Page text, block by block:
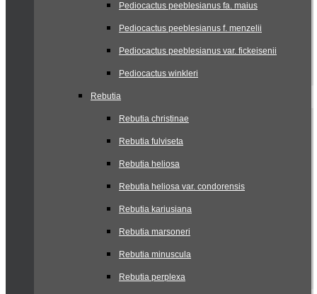
Pediocactus peeblesianus fa. maius
Pediocactus peeblesianus f. menzelii
Pediocactus peeblesianus var. fickeisenii
Pediocactus winkleri
Rebutia
Rebutia christinae
Rebutia fulviseta
Rebutia heliosa
Rebutia heliosa var. condorensis
Rebutia kariusiana
Rebutia marsoneri
Rebutia minuscula
Rebutia perplexa